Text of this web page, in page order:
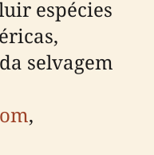
espécies
selvagem
,